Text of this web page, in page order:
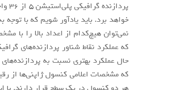
نمی‌توان هیچ‌کدام از اعداد بالا را با
حال عملکرد بهتری نسبت به
که مشخصات اعلامی کنسول ژاپنی‌ها از